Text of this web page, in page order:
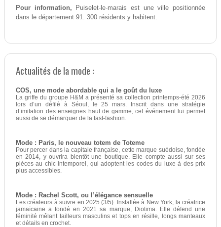
Pour information, Puiselet-le-marais est une ville positionnée
dans le département 91. 300 résidents y habitent.
Actualités de la mode :
COS, une mode abordable qui a le goût du luxe
La griffe du groupe H&M a présenté sa collection printemps-été 2026
lors d’un défilé à Séoul, le 25 mars. Inscrit dans une stratégie
d’imitation des enseignes haut de gamme, cet événement lui permet
aussi de se démarquer de la fast-fashion.
Mode : Paris, le nouveau totem de Toteme
Pour percer dans la capitale française, cette marque suédoise, fondée
en 2014, y ouvrira bientôt une boutique. Elle compte aussi sur ses
pièces au chic intemporel, qui adoptent les codes du luxe à des prix
plus accessibles.
Mode : Rachel Scott, ou l’élégance sensuelle
Les créateurs à suivre en 2025 (3/5). Installée à New York, la créatrice
jamaïcaine a fondé en 2021 sa marque, Diotima. Elle défend une
féminité mêlant tailleurs masculins et tops en résille, longs manteaux
et détails en crochet.